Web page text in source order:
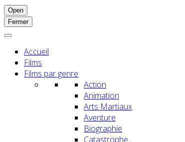
Open
Fermer
Accueil
Films
Films par genre
Action
Animation
Arts Martiaux
Aventure
Biographie
Catastrophe